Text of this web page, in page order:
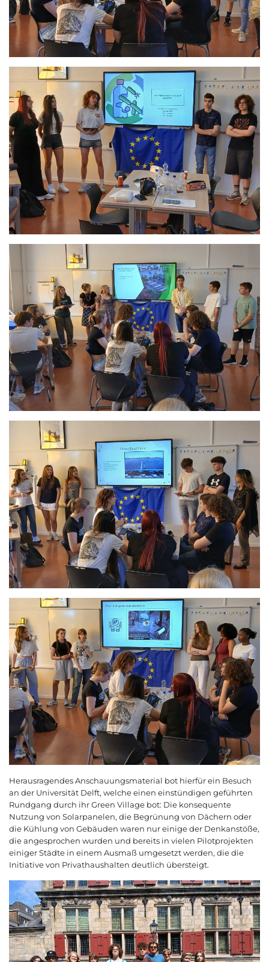
Herausragendes Anschauungsmaterial bot hierfür ein Besuch
an der Universität Delft, welche einen einstündigen geführten
Rundgang durch ihr Green Village bot: Die konsequente
Nutzung von Solarpanelen, die Begrünung von Dächern oder
die Kühlung von Gebäuden waren nur einige der Denkanstöße,
die angesprochen wurden und bereits in vielen Pilotprojekten
einiger Städte in einem Ausmaß umgesetzt werden, die die
Initiative von Privathaushalten deutlich übersteigt.